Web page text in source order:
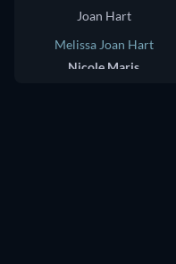
Melissa Joan Hart
Nicole Maris